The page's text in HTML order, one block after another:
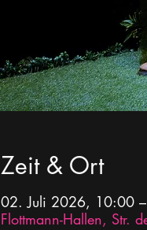
Zeit & Ort
02. Juli 2026, 10:00
Flottmann-Hallen, Str.